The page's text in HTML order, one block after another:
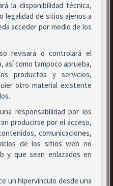
la disponibilidad técnica,
legalidad de sitios ajenos a
acceder por medio de los
revisará o controlará el
como tampoco aprueba,
productos y servicios,
otro material existente
responsabilidad por los
producirse por el acceso,
comunicaciones,
de los sitios web no
y que sean enlazados en
un hipervínculo desde una